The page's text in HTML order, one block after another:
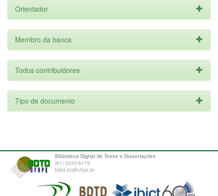
Orientador
Membro da banca
Todos contribuidores
Tipo de documento
Biblioteca Digital de Teses e Dissertações
(81) 3320-6179
bdtd.bc@ufrpe.br